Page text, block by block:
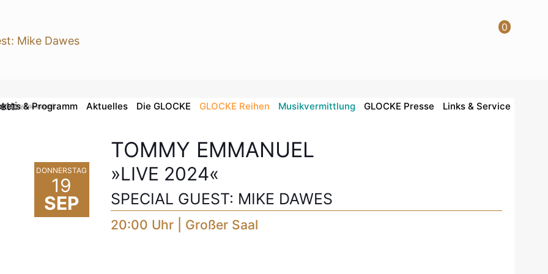
0
& Programm Aktuelles Die GLOCKE GLOCKE Reihen Musikvermittlung GLOCKE Presse Links & Service
DONNERSTAG
19
SEP
Emmanuel)
TOMMY EMMANUEL
»LIVE 2024«
SPECIAL GUEST: MIKE DAWES
20:00 Uhr | Großer Saal